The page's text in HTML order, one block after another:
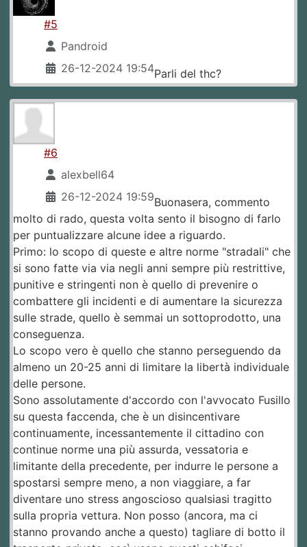
#5
Pandroid
26-12-2024 19:54Parli del thc?
#6
alexbell64
26-12-2024 19:59Buonasera, commento
molto di rado, questa volta sento il bisogno di farlo
per puntualizzare alcune idee a riguardo.
Primo: lo scopo di queste e altre norme "stradali" che
si sono fatte via via negli anni sempre più restrittive,
punitive e stringenti non è quello di prevenire o
combattere gli incidenti e di aumentare la sicurezza
sulle strade, quello è semmai un sottoprodotto, una
conseguenza.
Lo scopo vero è quello che stanno perseguendo da
almeno un 20-25 anni di limitare la libertà individuale
delle persone.
Sono assolutamente d'accordo con l'avvocato Fusillo
su questa faccenda, che è un disincentivare
continuamente, incessantemente il cittadino con
continue norme una più assurda, vessatoria e
limitante della precedente, per indurre le persone a
spostarsi sempre meno, a non viaggiare, a far
diventare uno stress angoscioso qualsiasi tragitto
sulla propria vettura. Non posso (ancora, ma ci
stanno provando anche a questo) tagliare di botto il